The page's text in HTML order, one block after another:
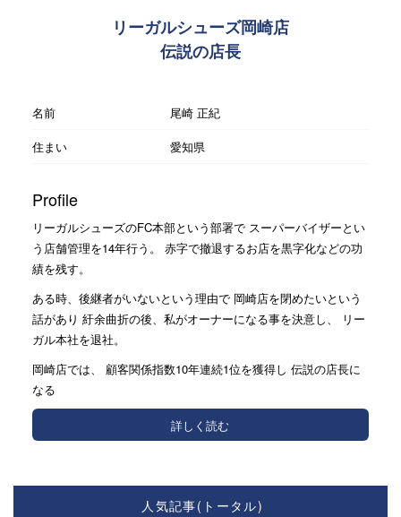
リーガルシューズ岡崎店
伝説の店長
名前
尾崎 正紀
住まい
愛知県
Profile
リーガルシューズのFC本部という部署で スーパーバイザーとい
う店舗管理を14年行う。 赤字で撤退するお店を黒字化などの功
績を残す。
ある時、後継者がいないという理由で 岡崎店を閉めたいという
話があり 紆余曲折の後、私がオーナーになる事を決意し、 リー
ガル本社を退社。
岡崎店では、 顧客関係指数10年連続1位を獲得し 伝説の店長に
なる
詳しく読む
人気記事(トータル)